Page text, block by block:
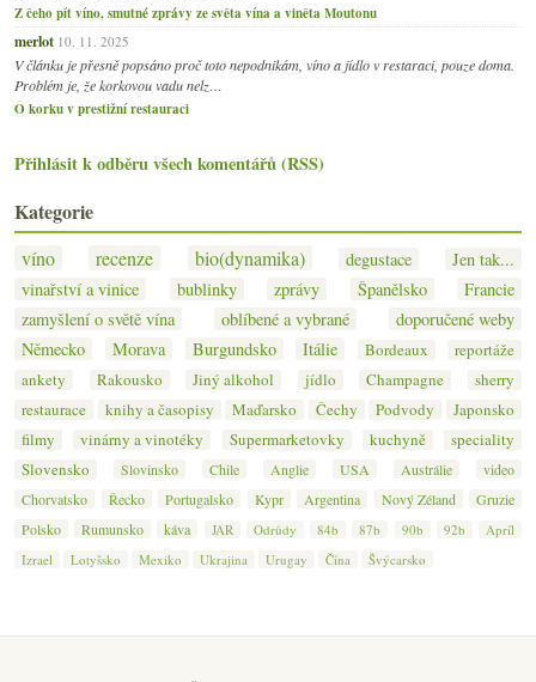
Z čeho pít víno, smutné zprávy ze světa vína a viněta Moutonu
merlot 10. 11. 2025
V článku je přesně popsáno proč toto nepodnikám, víno a jídlo v restaraci, pouze doma.
Problém je, že korkovou vadu nelz…
O korku v prestižní restauraci
Přihlásit k odběru všech komentářů (RSS)
Kategorie
víno recenze bio(dynamika) degustace
Jen tak...
vinařství a vinice
bublinky zprávy Španělsko
Francie
zamyšlení o světě vína
oblíbené a vybrané
doporučené weby
Německo
Morava Burgundsko Itálie Bordeaux
reportáže
ankety
Rakousko Jiný alkohol jídlo Champagne
sherry
restaurace
knihy a časopisy Maďarsko Čechy Podvody
Japonsko
filmy
vinárny a vinotéky Supermarketovky kuchyně
speciality
Slovensko
Slovinsko Chile Anglie USA Austrálie
video
Chorvatsko
Řecko Portugalsko Kypr Argentina Nový Zéland
Gruzie
Polsko
Rumunsko káva JAR Odrůdy 84b 87b 90b 92b
Apríl
Izrael
Lotyšsko Mexiko Ukrajina Urugay Čína Švýcarsko